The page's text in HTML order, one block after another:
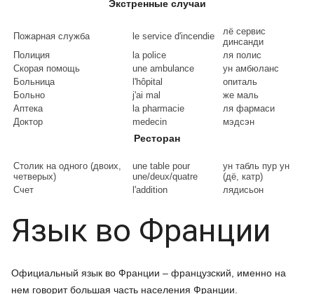
Экстренные случаи
Пожарная служба le service d'incendie
лё сервис
динсанди
Полиция
la police
ля полис
Скорая помощь
une ambulance
ун амбюланс
Больница
l'hôpital
опиталь
Больно
j'ai mal
же маль
Аптека
la pharmacie
ля фармаси
Доктор
medecin мэдсэн
Ресторан
Столик на одного (двоих,
четверых)
une table pour
une/deux/quatre
ун табль пур ун
(дё, катр)
Счет
l'addition лядисьон
Язык во Франции
Официальный язык во Франции – французский, именно на
нем говорит большая часть населения Франции.